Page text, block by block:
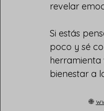
revelar
Si estás
poco y sé
herramienta
bienestar a
🌐